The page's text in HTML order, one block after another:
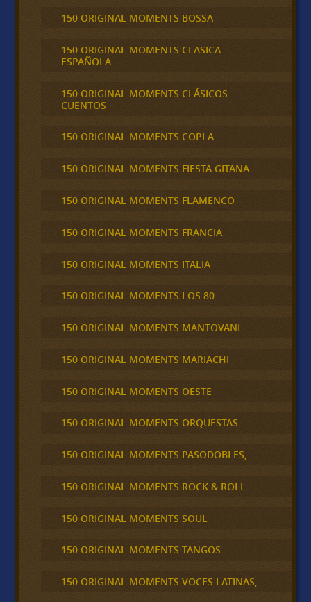
150 ORIGINAL MOMENTS BOSSA
150 ORIGINAL MOMENTS CLASICA
ESPAÑOLA
150 ORIGINAL MOMENTS CLÁSICOS
CUENTOS
150 ORIGINAL MOMENTS COPLA
150 ORIGINAL MOMENTS FIESTA GITANA
150 ORIGINAL MOMENTS FLAMENCO
150 ORIGINAL MOMENTS FRANCIA
150 ORIGINAL MOMENTS ITALIA
150 ORIGINAL MOMENTS LOS 80
150 ORIGINAL MOMENTS MANTOVANI
150 ORIGINAL MOMENTS MARIACHI
150 ORIGINAL MOMENTS OESTE
150 ORIGINAL MOMENTS ORQUESTAS
150 ORIGINAL MOMENTS PASODOBLES,
150 ORIGINAL MOMENTS ROCK & ROLL
150 ORIGINAL MOMENTS SOUL
150 ORIGINAL MOMENTS TANGOS
150 ORIGINAL MOMENTS VOCES LATINAS,